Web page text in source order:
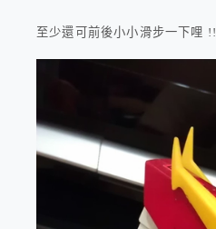
至少還可前後小小滑步一下哩 !!